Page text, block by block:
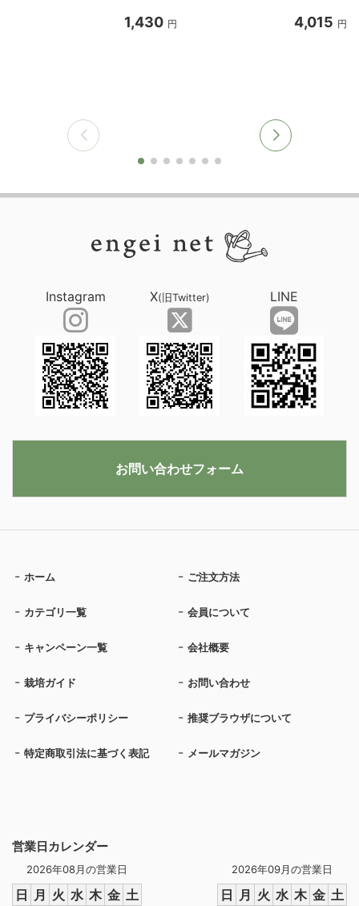
1,430 円 4,015 円
営業日カレンダー
2026年08月の営業日
日 月 火 水 木 金 土
2026年09月の営業日
日 月 火 水 木 金 土
ホーム ご注文方法
カテゴリ一覧 会員について
キャンペーン一覧 会社概要
栽培ガイド お問い合わせ
プライバシーポリシー 推奨ブラウザについて
特定商取引法に基づく表記 メールマガジン
Instagram X(旧Twitter) LINE
お問い合わせフォーム